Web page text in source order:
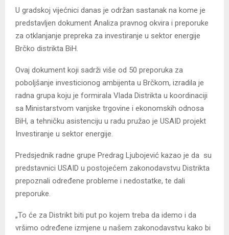
U gradskoj vijećnici danas je održan sastanak na kome je
predstavljen dokument Analiza pravnog okvira i preporuke
za otklanjanje prepreka za investiranje u sektor energije
Brčko distrikta BiH.
Ovaj dokument koji sadrži više od 50 preporuka za
poboljšanje investicionog ambijenta u Brčkom, izradila je
radna grupa koju je formirala Vlada Distrikta u koordinaciji
sa Ministarstvom vanjske trgovine i ekonomskih odnosa
BiH, a tehničku asistenciju u radu pružao je USAID projekt
Investiranje u sektor energije.
Predsjednik radne grupe Predrag Ljubojević kazao je da su
predstavnici USAID u postojećem zakonodavstvu Distrikta
prepoznali određene probleme i nedostatke, te dali
preporuke.
„To će za Distrikt biti put po kojem treba da idemo i da
vršimo određene izmjene u našem zakonodavstvu kako bi